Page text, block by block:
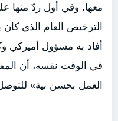
معها. وفي أول ردّ منها
الترخيص العام الذي كان
أفاد به مسؤول أميركي
في الوقت نفسه، أن
العمل بحسن نية»